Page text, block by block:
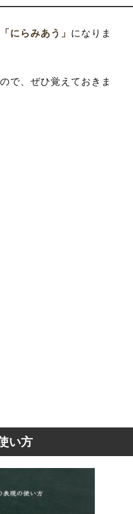
「にらみあう」 になりま
で、ぜひ覚えておきま
い方